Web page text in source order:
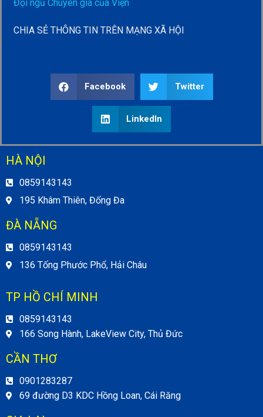
Đội ngũ Chuyên gia của Viện
CHIA SẺ THÔNG TIN TRÊN MẠNG XÃ HỘI
Facebook Twitter
LinkedIn
HÀ NỘI
0859143143
195 Khâm Thiên, Đống Đa
ĐÀ NẴNG
0859143143
136 Tống Phước Phổ, Hải Châu
TP HỒ CHÍ MINH
0859143143
166 Song Hành, LakeView City, Thủ Đức
CẦN THƠ
0901283287
69 đường D3 KDC Hồng Loan, Cái Răng